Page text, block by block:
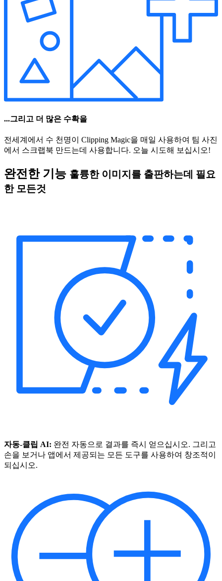
...그리고 더 많은 수확을
전세계에서 수 천명이 Clipping Magic을 매일 사용하여 팀 사진
에서 스크랩북 만드는데 사용합니다. 오늘 시도해 보십시오!
완전한 기능 훌륭한 이미지를 출판하는데 필요
한 모든것
자동-클립 AI: 완전 자동으로 결과를 즉시 얻으십시오. 그리고
손을 보거나 앱에서 제공되는 모든 도구를 사용하여 창조적이
되십시오.